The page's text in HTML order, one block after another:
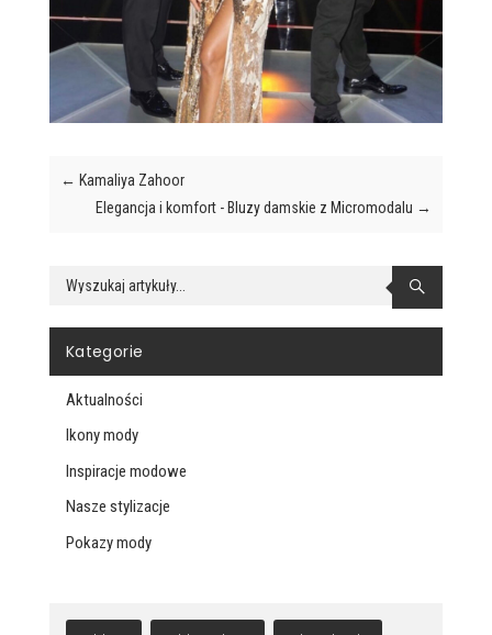
← Kamaliya Zahoor
Elegancja i komfort - Bluzy damskie z Micromodalu →

Kategorie
Aktualności
Ikony mody
Inspiracje modowe
Nasze stylizacje
Pokazy mody